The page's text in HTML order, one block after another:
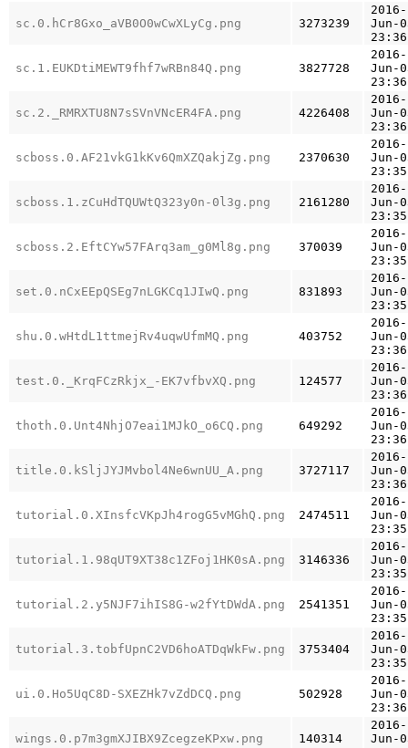
sc.0.hCr8Gxo_aVB0O0wCwXLyCg.png 3273239
2016-
Jun-
23:36
sc.1.EUKDtiMEWT9fhf7wRBn84Q.png 3827728
2016-
Jun-
23:36
sc.2._RMRXTU8N7sSVnVNcER4FA.png 4226408
2016-
Jun-
23:36
scboss.0.AF21vkG1kKv6QmXZQakjZg.png 2370630
2016-
Jun-
23:35
scboss.1.zCuHdTQUWtQ323y0n-0l3g.png 2161280
2016-
Jun-
23:35
scboss.2.EftCYw57FArq3am_g0Ml8g.png 370039
2016-
Jun-
23:35
set.0.nCxEEpQSEg7nLGKCq1JIwQ.png 831893
2016-
Jun-
23:35
shu.0.wHtdL1ttmejRv4uqwUfmMQ.png 403752
2016-
Jun-
23:36
test.0._KrqFCzRkjx_-EK7vfbvXQ.png 124577
2016-
Jun-
23:36
thoth.0.Unt4NhjO7eai1MJkO_o6CQ.png 649292
2016-
Jun-
23:36
title.0.kSljJYJMvbol4Ne6wnUU_A.png 3727117
2016-
Jun-
23:36
tutorial.0.XInsfcVKpJh4rogG5vMGhQ.png 2474511
2016-
Jun-
23:35
tutorial.1.98qUT9XT38c1ZFoj1HK0sA.png 3146336
2016-
Jun-
23:35
tutorial.2.y5NJF7ihIS8G-w2fYtDWdA.png 2541351
2016-
Jun-
23:35
tutorial.3.tobfUpnC2VD6hoATDqWkFw.png 3753404
2016-
Jun-
23:35
ui.0.Ho5UqC8D-SXEZHk7vZdDCQ.png 502928
2016-
Jun-
23:36
wings.0.p7m3gmXJIBX9ZcegzeKPxw.png 140314
2016-
Jun-